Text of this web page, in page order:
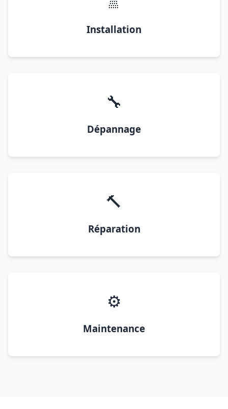
Installation
🔧
Dépannage
🔨
Réparation
⚙️
Maintenance